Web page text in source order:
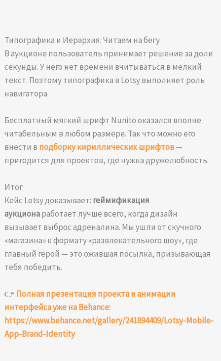
Типографика и Иерархия: Читаем на бегу
В аукционе пользователь принимает решение за доли
секунды. У него нет времени вчитываться в мелкий
текст. Поэтому типографика в Lotsy выполняет роль
навигатора.
Бесплатный мягкий шрифт Nunito оказался вполне
читабельным в любом размере. Так что можно его
внести в подборку кириллических шрифтов—
пригодится для проектов, где нужна дружелюбность.
Итог
Кейс Lotsy доказывает: геймификация
аукционаработает лучше всего, когда дизайн
вызывает выброс адреналина. Мы ушли от скучного
«магазина» к формату «развлекательного шоу», где
главный герой — это ожившая посылка, призывающая
тебя победить.
👉 Полная презентация проекта и анимации
интерфейса уже на Behance:
https://www.behance.net/gallery/241894409/Lotsy-Mobile-
App-Brand-Identity